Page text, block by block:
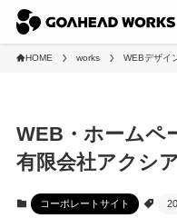
HOME works WEBデザイ
WEB・ホームペ
有限会社アクシア
コーポレートサイト